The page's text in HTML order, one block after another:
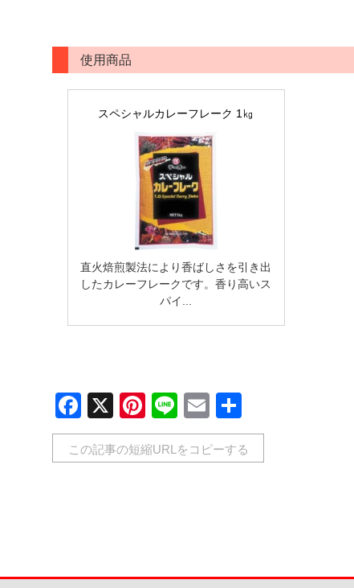
使用商品
スペシャルカレーフレーク 1㎏
直火焙煎製法により香ばしさを引き出
したカレーフレークです。香り高いス
パイ...
Facebook
X Pinterest
LineEmail
有
この記事の短縮URLをコピーする